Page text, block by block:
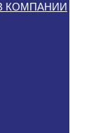
КОМПАНИИ